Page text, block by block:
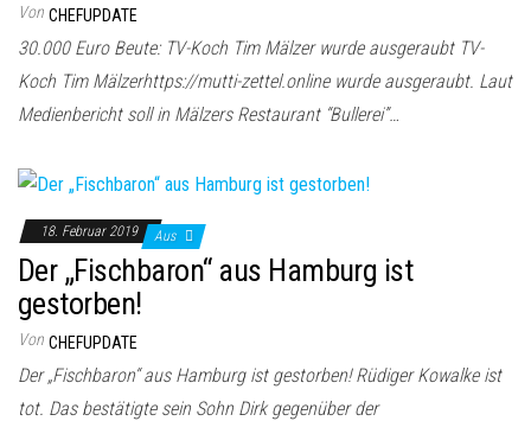
Von CHEFUPDATE
30.000 Euro Beute: TV-Koch Tim Mälzer wurde ausgeraubt TV-
Koch Tim Mälzerhttps://mutti-zettel.online wurde ausgeraubt. Laut
Medienbericht soll in Mälzers Restaurant “Bullerei”…
18. Februar 2019 Aus
Der „Fischbaron“ aus Hamburg ist
gestorben!
Von CHEFUPDATE
Der „Fischbaron“ aus Hamburg ist gestorben! Rüdiger Kowalke ist
tot. Das bestätigte sein Sohn Dirk gegenüber der